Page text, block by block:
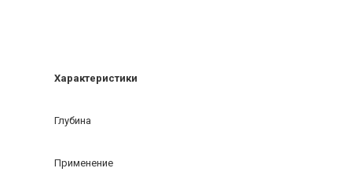
Характеристики
Глубина
Применение